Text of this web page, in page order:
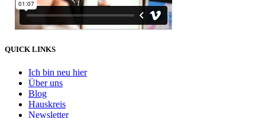
QUICK LINKS
Ich bin neu hier
Über uns
Blog
Hauskreis
Newsletter